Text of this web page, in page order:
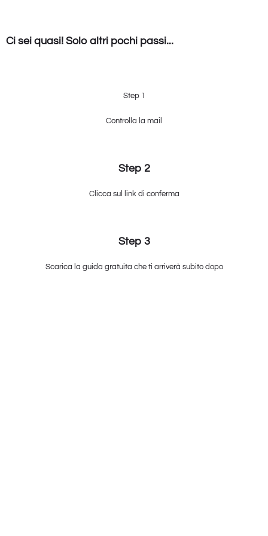
Ci sei quasi! Solo altri pochi passi...
Step 1
Controlla la mail
Step 2
Clicca sul link di conferma
Step 3
Scarica la guida gratuita che ti arriverà subito dopo